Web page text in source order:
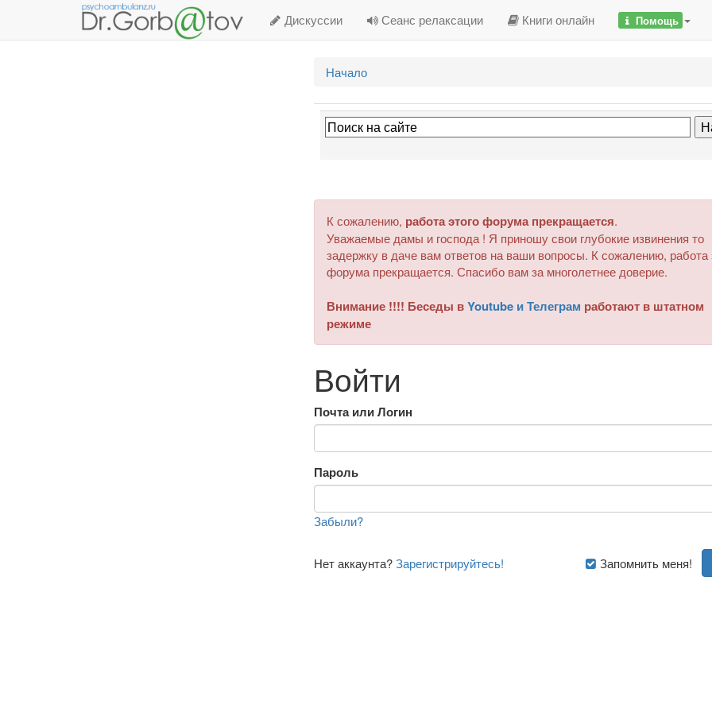
Дискуссии Сеанс релаксации Книги онлайн Помощь
Начало
К сожалению, работа этого форума прекращается.
Уважаемые дамы и господа ! Я приношу свои глубокие извинения то
задержку в даче вам ответов на ваши вопросы. К сожалению, работа
форума прекращается. Спасибо вам за многолетнее доверие.
Внимание !!!! Беседы вYoutube и Телеграм работают в штатном
режиме
Войти
Почта или Логин
Пароль
Забыли?
Запомнить меня!
Нет аккаунта?Зарегистрируйтесь!